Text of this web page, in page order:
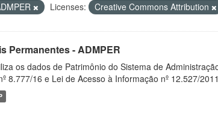
Licenses: Creative Commons Attribution
Permanentes - ADMPER
os dados de Patrimônio do Sistema de
8.777/16 e Lei de Acesso à Informação nº 12.527/